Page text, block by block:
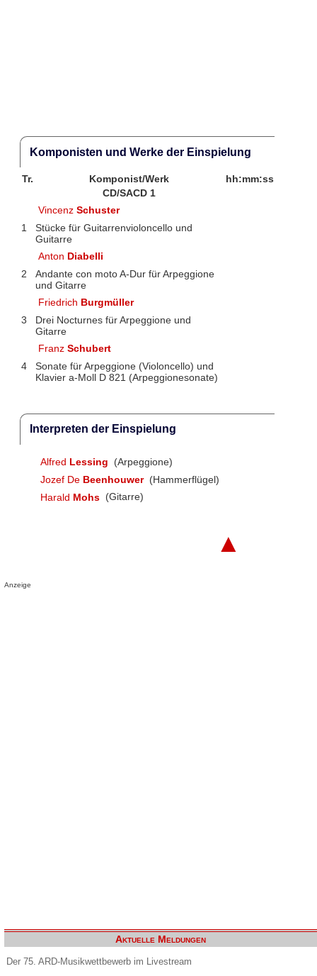
Komponisten und Werke der Einspielung
Tr. Komponist/Werk
hh:mm:ss
CD/SACD 1
VincenzSchuster
1
Stücke für Guitarrenvioloncello und
Guitarre
Anton Diabelli
2
Andante con moto A-Dur für Arpeggione
und Gitarre
Friedrich Burgmüller
3
Drei Nocturnes für Arpeggione und
Gitarre
FranzSchubert
4
Sonate für Arpeggione (Violoncello) und
Klavier a-Moll D 821 (Arpeggionesonate)
Interpreten der Einspielung
Alfred Lessing
(Arpeggione)
Jozef De Beenhouwer (Hammerflügel)
Harald Mohs (Gitarre)
▲
Anzeige
Aktuelle Meldungen
Der 75. ARD-Musikwettbewerb im Livestream